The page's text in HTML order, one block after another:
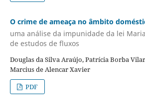
O crime de ameaça no âmbito
uma análise da impunidade da lei
de estudos de fluxos
Douglas da Silva Araújo, Patrícia Borba
Marcius de Alencar Xavier
PDF